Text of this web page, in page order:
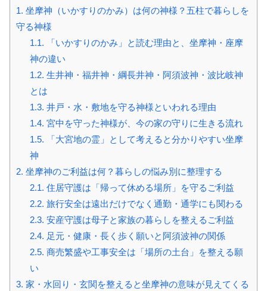
1. 坐摩神（いかすりのかみ）は何の神様？五柱で暮らしを
守る神様
1.1. 「いかすりのかみ」と読む理由と、坐摩神・座摩
神の違い
1.2. 生井神・福井神・綱長井神・阿須波神・波比岐神
とは
1.3. 井戸・水・敷地を守る神様といわれる理由
1.4. 宮中を守った神様が、今の家の守りに生きる流れ
1.5. 「大宮地の霊」として考えると分かりやすい坐摩
神
2. 坐摩神のご利益は何？暮らしの悩み別に整理する
2.1. 住居守護は「帰って休める場所」を守るご利益
2.2. 旅行安全は遠出だけでなく通勤・通学にも関わる
2.3. 安産守護は母子と家族の暮らしを整えるご利益
2.4. 足元・健康・長く歩く願いと阿須波神の関係
2.5. 商売繁盛や工事安全は「場所の土台」を整える願
い
3. 家・水回り・玄関を整えると坐摩神の意味が見えてくる